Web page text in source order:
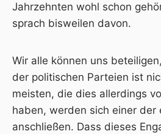
Jahrzehnten wohl schon
sprach bisweilen davon.
Wir alle können uns
der politischen Parteien ist
meisten, die dies allerdings
haben, werden sich einer
anschließen. Dass dieses